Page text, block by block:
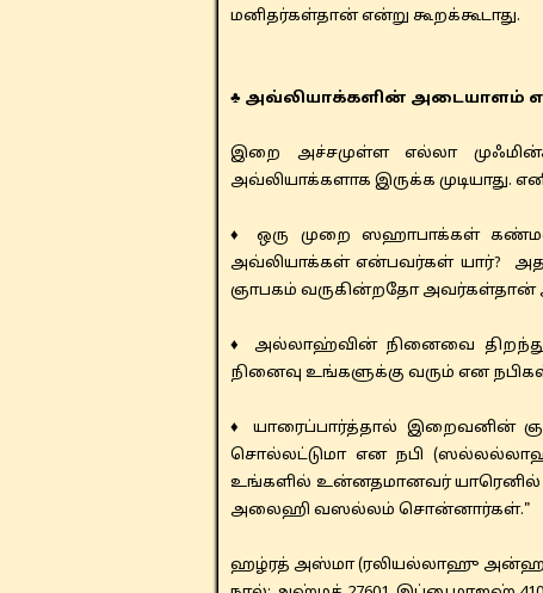
மனிதர்கள்தான் என்று கூறக்கூடாது.
♣ அவ்லியாக்களின் அடையாளம்
இறை அச்சமுள்ள எல்லா
அவ்லியாக்களாக இருக்க முடியாது.
♦ ஒரு முறை ஸஹாபாக்கள்
அவ்லியாக்கள் என்பவர்கள் யார்?
ஞாபகம் வருகின்றதோ அவர்கள்தான்
♦ அல்லாஹ்வின் நினைவை
நினைவு உங்களுக்கு வரும் என
♦ யாரைப்பார்த்தால் இறைவனின்
சொல்லட்டுமா என நபி
உங்களில் உன்னதமானவர் யாரெனில்
அலைஹி வஸல்லம் சொன்னார்கள்."
ஹழ்ரத் ​​அஸ்மா (ரலியல்லாஹு